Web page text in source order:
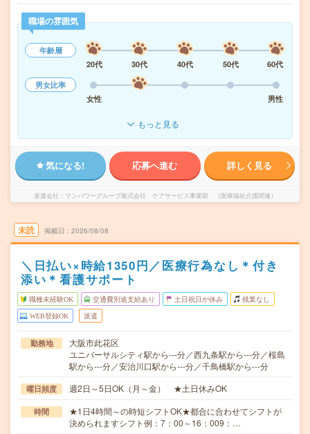
職場の雰囲気
年齢層
20代
30代 40代 50代
60代
男女比率
女性
男性
もっと見る
気になる! 応募へ進む 詳しく見る
派遣会社 マンパワーグループ株式会社 ケアサービス事業部 （医療福祉介護関連）
未読 掲載日 2026/08/08
＼日払い×時給1350円／医療行為なし＊付き
添い＊看護サポート
職種未経験OK 交通費別途支給あり 土日祝日が休み 残業なし
WEB登録OK 派遣
勤務地
大阪市此花区
ユニバーサルシティ駅から---分／西九条駅から---分／桜島
駅から---分／安治川口駅から---分／千鳥橋駅から---分
曜日頻度 週2日～5日OK（月～金） ★土日休みOK
時間
★1日4時間～の時短シフトOK★都合に合わせてシフトが
決められますシフト例：7：00～16：009：…